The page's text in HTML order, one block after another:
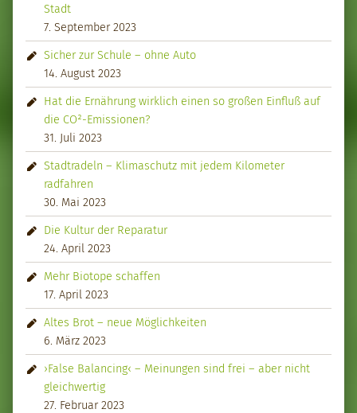
Stadt
7. September 2023
Sicher zur Schule – ohne Auto
14. August 2023
Hat die Ernährung wirklich einen so großen Einfluß auf
die CO²-Emissionen?
31. Juli 2023
Stadtradeln – Klimaschutz mit jedem Kilometer
radfahren
30. Mai 2023
Die Kultur der Reparatur
24. April 2023
Mehr Biotope schaffen
17. April 2023
Altes Brot – neue Möglichkeiten
6. März 2023
›False Balancing‹ – Meinungen sind frei – aber nicht
gleichwertig
27. Februar 2023